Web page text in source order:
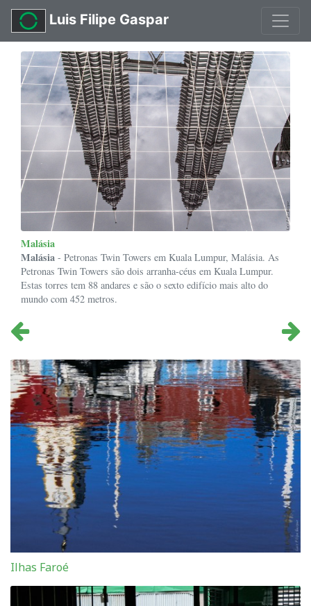
Luis Filipe Gaspar
Malásia
Malásia - Petronas Twin Towers em Kuala Lumpur, Malásia. As
Petronas Twin Towers são dois arranha-céus em Kuala Lumpur.
Estas torres tem 88 andares e são o sexto edifício mais alto do
mundo com 452 metros.
Ilhas Faroé